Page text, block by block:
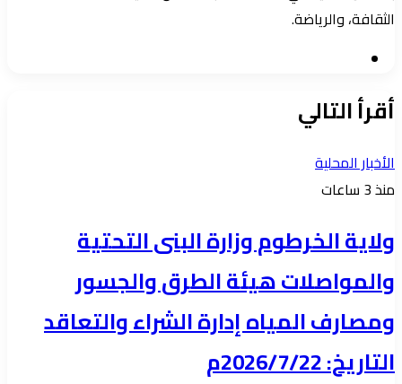
الثقافة، والرياضة.
أقرأ التالي
الأخبار المحلية
منذ 3 ساعات
ولاية الخرطوم وزارة البنى التحتية
والمواصلات هيئة الطرق والجسور
ومصارف المياه إدارة الشراء والتعاقد
التاريخ: 2026/7/22م